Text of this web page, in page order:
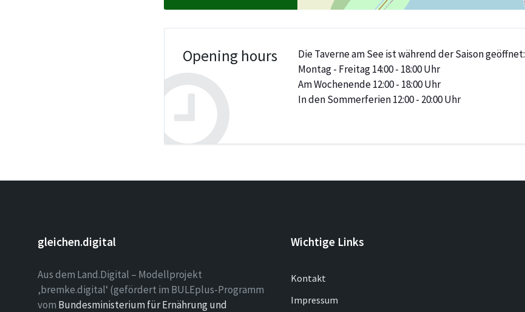
Opening hours
Die Taverne am See ist während der Saison geöffnet:
Montag - Freitag 14:00 - 18:00 Uhr
Am Wochenende 12:00 - 18:00 Uhr
In den Sommerferien 12:00 - 20:00 Uhr
gleichen.digital
Aus dem Land.Digital – Modellprojekt
‚bremke.digital‘ (gefördert im BULEplus-Programm
vom Bundesministerium für Ernährung und
Wichtige Links
Kontakt
Impressum